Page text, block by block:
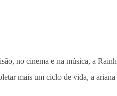
no cinema e na música, a
mais um ciclo de vida, a ariana